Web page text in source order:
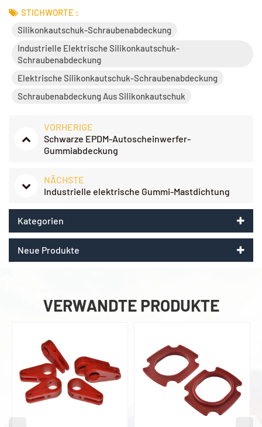
STICHWORTE :
Silikonkautschuk-Schraubenabdeckung
Industrielle Elektrische Silikonkautschuk-
Schraubenabdeckung
Elektrische Silikonkautschuk-Schraubenabdeckung
Schraubenabdeckung Aus Silikonkautschuk
VORHERIGE
Schwarze EPDM-Autoscheinwerfer-
Gummiabdeckung
NÄCHSTE
Industrielle elektrische Gummi-Mastdichtung
Kategorien
Neue Produkte
VERWANDTE PRODUKTE